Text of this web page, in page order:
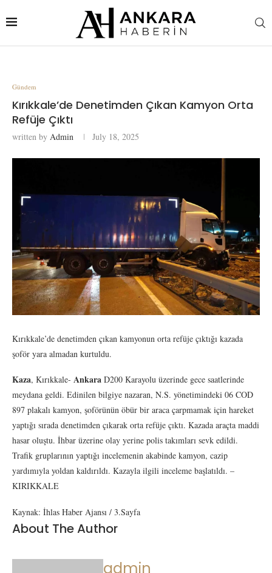
Gündem
Kırıkkale’de Denetimden Çıkan Kamyon Orta
Refüje Çıktı
written by Admin July 18, 2025
Kırıkkale’de denetimden çıkan kamyonun orta refüje çıktığı kazada
şoför yara almadan kurtuldu.
Kaza, Kırıkkale- Ankara D200 Karayolu üzerinde gece saatlerinde
meydana geldi. Edinilen bilgiye nazaran, N.S. yönetimindeki 06 COD
897 plakalı kamyon, şoförünün öbür bir araca çarpmamak için hareket
yaptığı sırada denetimden çıkarak orta refüje çıktı. Kazada araçta maddi
hasar oluştu. İhbar üzerine olay yerine polis takımları sevk edildi.
Trafik gruplarının yaptığı incelemenin akabinde kamyon, cazip
yardımıyla yoldan kaldırıldı. Kazayla ilgili inceleme başlatıldı. –
KIRIKKALE
Kaynak: İhlas Haber Ajansı / 3.Sayfa
About The Author
admin